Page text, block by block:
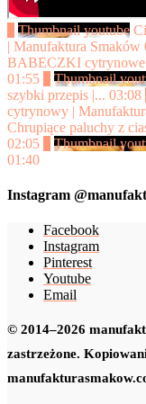
Thumbnail youtube
| Manufaktura Smaków
BABECZKI
01:55
Thumbnail
szybki przepis |... 03:08
cytrynowy |
Chrupiące paluchy z
02:05
Thumbnail
01:40
Instagram
Facebook
Instagram
Pinterest
Youtube
Email
© 2014–2026
zastrzeżone.